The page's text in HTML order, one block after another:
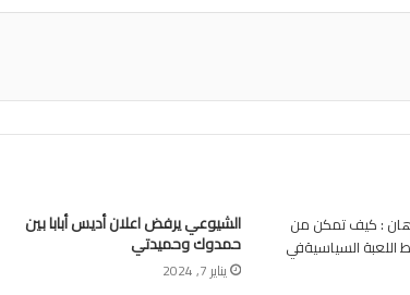
الشيوعي يرفض اعلان أديس أبابا بين
حمدوك وحميدتي
يناير 7, 2024